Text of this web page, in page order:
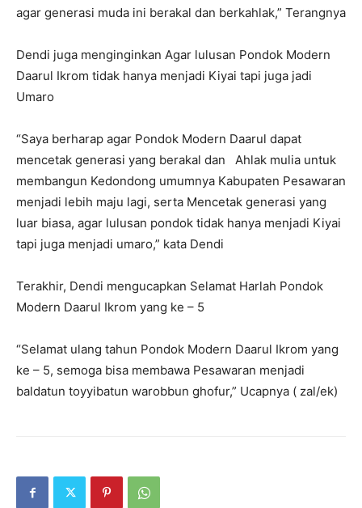
agar generasi muda ini berakal dan berkahlak,” Terangnya
Dendi juga menginginkan Agar lulusan Pondok Modern
Daarul Ikrom tidak hanya menjadi Kiyai tapi juga jadi
Umaro
“Saya berharap agar Pondok Modern Daarul dapat
mencetak generasi yang berakal dan Ahlak mulia untuk
membangun Kedondong umumnya Kabupaten Pesawaran
menjadi lebih maju lagi, serta Mencetak generasi yang
luar biasa, agar lulusan pondok tidak hanya menjadi Kiyai
tapi juga menjadi umaro,” kata Dendi
Terakhir, Dendi mengucapkan Selamat Harlah Pondok
Modern Daarul Ikrom yang ke – 5
“Selamat ulang tahun Pondok Modern Daarul Ikrom yang
ke – 5, semoga bisa membawa Pesawaran menjadi
baldatun toyyibatun warobbun ghofur,” Ucapnya ( zal/ek)